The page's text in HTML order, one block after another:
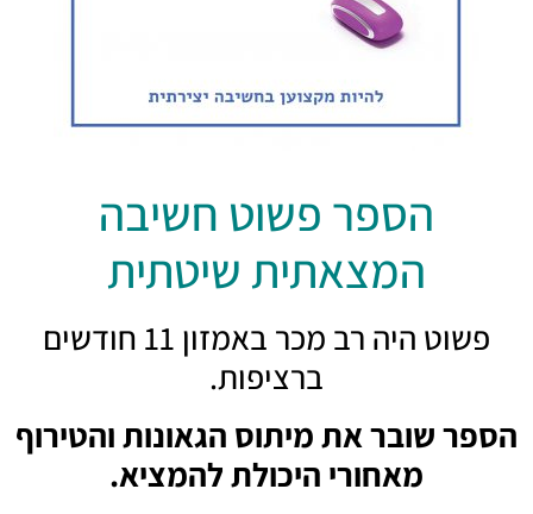
הספר פשוט חשיבה
המצאתית שיטתית
פשוט היה רב מכר באמזון 11 חודשים
ברציפות.
הספר שובר את מיתוס הגאונות והטירוף
מאחורי היכולת להמציא.